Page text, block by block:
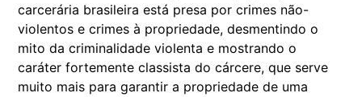
carcerária brasileira está presa por crimes não-
violentos e crimes à propriedade, desmentindo o
mito da criminalidade violenta e mostrando o
caráter fortemente classista do cárcere, que serve
muito mais para garantir a propriedade de uma